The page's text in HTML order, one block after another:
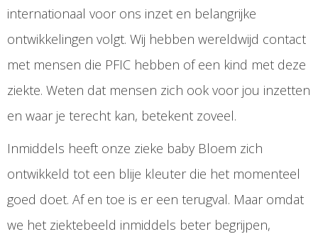
internationaal voor ons inzet en belangrijke
ontwikkelingen volgt. Wij hebben wereldwijd contact
met mensen die PFIC hebben of een kind met deze
ziekte. Weten dat mensen zich ook voor jou inzetten
en waar je terecht kan, betekent zoveel.
Inmiddels heeft onze zieke baby Bloem zich
ontwikkeld tot een blije kleuter die het momenteel
goed doet. Af en toe is er een terugval. Maar omdat
we het ziektebeeld inmiddels beter begrijpen,